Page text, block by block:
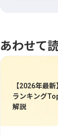
あわせて
【2026年最
ランキング
解説